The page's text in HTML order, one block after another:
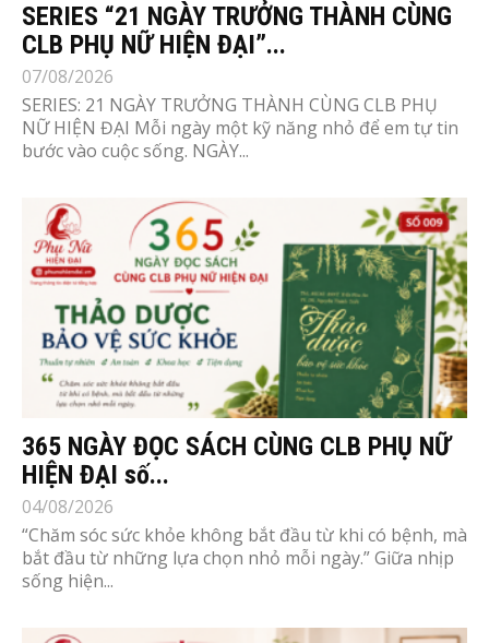
SERIES “21 NGÀY TRƯỞNG THÀNH CÙNG
CLB PHỤ NỮ HIỆN ĐẠI”...
07/08/2026
SERIES: 21 NGÀY TRƯỞNG THÀNH CÙNG CLB PHỤ
NỮ HIỆN ĐẠI Mỗi ngày một kỹ năng nhỏ để em tự tin
bước vào cuộc sống. NGÀY...
365 NGÀY ĐỌC SÁCH CÙNG CLB PHỤ NỮ
HIỆN ĐẠI số...
04/08/2026
“Chăm sóc sức khỏe không bắt đầu từ khi có bệnh, mà
bắt đầu từ những lựa chọn nhỏ mỗi ngày.” Giữa nhịp
sống hiện...